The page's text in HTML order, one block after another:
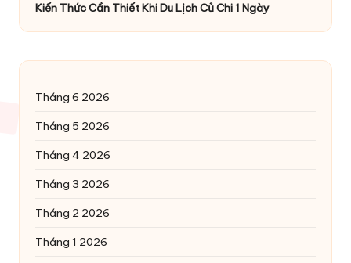
Kiến Thức Cần Thiết Khi Du Lịch Củ Chi 1 Ngày
Tháng 6 2026
Tháng 5 2026
Tháng 4 2026
Tháng 3 2026
Tháng 2 2026
Tháng 1 2026